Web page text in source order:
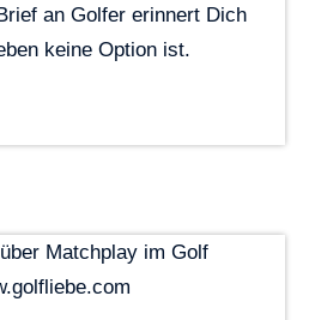
an Golfer erinnert Dich
keine Option ist.